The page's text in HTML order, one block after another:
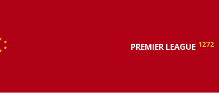
PREMIER LEAGUE 1272